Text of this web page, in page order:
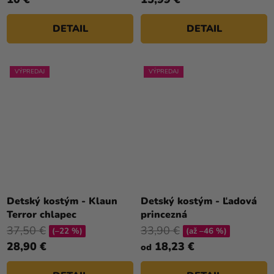
DETAIL DETAIL
VÝPREDAJ
Detský kostým - Klaun
Terror chlapec
28,90 €
37,50 € (–22 %)
VÝPREDAJ
Detský kostým - Ľadová
princezná
od 18,23 €
33,90 € (až –46 %)